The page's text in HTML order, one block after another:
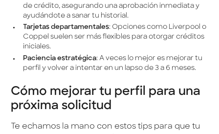
de crédito, asegurando una aprobación inmediata y
ayudándote a sanar tu historial.
Tarjetas departamentales: Opciones como Liverpool o
Coppel suelen ser más flexibles para otorgar créditos
iniciales.
Paciencia estratégica: A veces lo mejor es mejorar tu
perfil y volver a intentar en un lapso de 3 a 6 meses.
Cómo mejorar tu perfil para una
próxima solicitud
Te echamos la mano con estos tips para que tu